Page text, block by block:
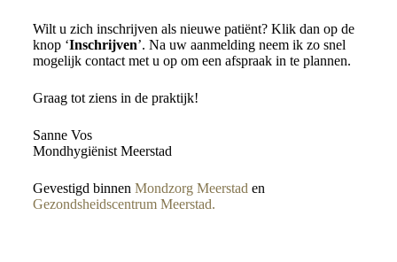
Wilt u zich inschrijven als nieuwe patiënt? Klik dan op de
knop ‘Inschrijven’. Na uw aanmelding neem ik zo snel
mogelijk contact met u op om een afspraak in te plannen.
Graag tot ziens in de praktijk!
Sanne Vos
Mondhygiënist Meerstad
Gevestigd binnen Mondzorg Meerstad en
Gezondsheidscentrum Meerstad.